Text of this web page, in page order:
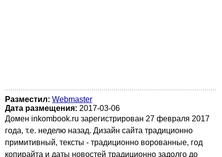
Разместил: Webmaster
Дата размещения: 2017-03-06
Домен inkombook.ru зарегистрирован 27 февраля 2017
года, т.е. неделю назад. Дизайн сайта традиционно
примитивный, тексты - традиционно ворованные, год
копирайта и даты новостей традиционно задолго до